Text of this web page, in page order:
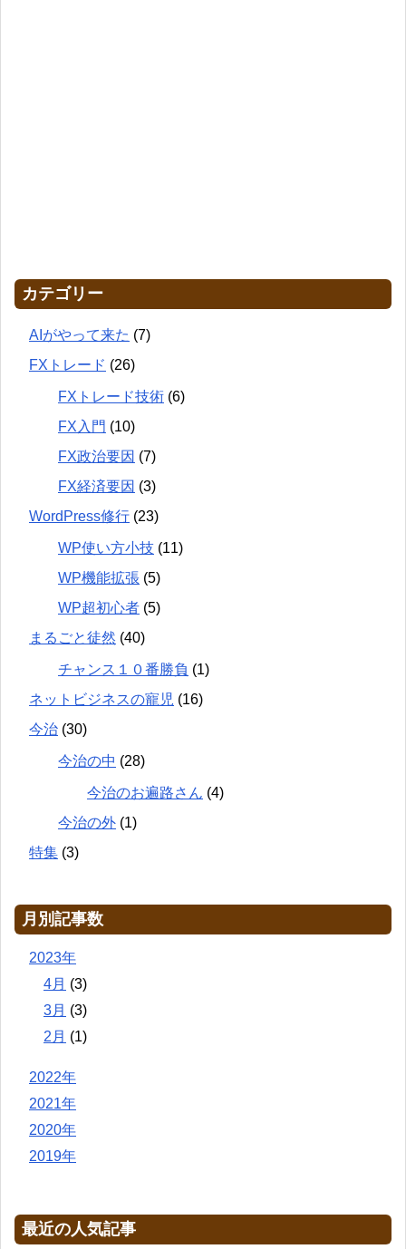
カテゴリー
AIがやって来た (7)
FXトレード (26)
FXトレード技術 (6)
FX入門 (10)
FX政治要因 (7)
FX経済要因 (3)
WordPress修行 (23)
WP使い方小技 (11)
WP機能拡張 (5)
WP超初心者 (5)
まるごと徒然 (40)
チャンス１０番勝負 (1)
ネットビジネスの寵児 (16)
今治 (30)
今治の中 (28)
今治のお遍路さん (4)
今治の外 (1)
特集 (3)
月別記事数
2023年
4月 (3)
3月 (3)
2月 (1)
2022年
2021年
2020年
2019年
最近の人気記事